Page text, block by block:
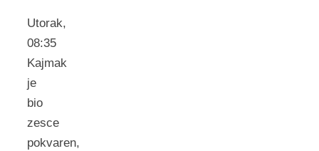
Utorak,
08:35
Kajmak
je
bio
zesce
pokvaren,